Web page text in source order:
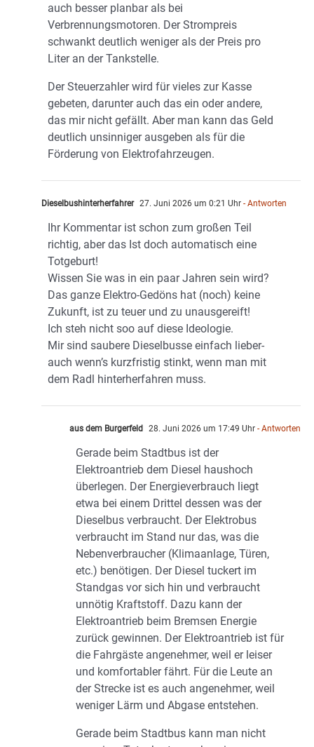
auch besser planbar als bei
Verbrennungsmotoren. Der Strompreis
schwankt deutlich weniger als der Preis pro
Liter an der Tankstelle.
Der Steuerzahler wird für vieles zur Kasse
gebeten, darunter auch das ein oder andere,
das mir nicht gefällt. Aber man kann das Geld
deutlich unsinniger ausgeben als für die
Förderung von Elektrofahrzeugen.
Dieselbushinterherfahrer 27. Juni 2026 um 0:21 Uhr - Antworten
Ihr Kommentar ist schon zum großen Teil
richtig, aber das Ist doch automatisch eine
Totgeburt!
Wissen Sie was in ein paar Jahren sein wird?
Das ganze Elektro-Gedöns hat (noch) keine
Zukunft, ist zu teuer und zu unausgereift!
Ich steh nicht soo auf diese Ideologie.
Mir sind saubere Dieselbusse einfach lieber-
auch wenn’s kurzfristig stinkt, wenn man mit
dem Radl hinterherfahren muss.
aus dem Burgerfeld 28. Juni 2026 um 17:49 Uhr - Antworten
Gerade beim Stadtbus ist der
Elektroantrieb dem Diesel haushoch
überlegen. Der Energieverbrauch liegt
etwa bei einem Drittel dessen was der
Dieselbus verbraucht. Der Elektrobus
verbraucht im Stand nur das, was die
Nebenverbraucher (Klimaanlage, Türen,
etc.) benötigen. Der Diesel tuckert im
Standgas vor sich hin und verbraucht
unnötig Kraftstoff. Dazu kann der
Elektroantrieb beim Bremsen Energie
zurück gewinnen. Der Elektroantrieb ist für
die Fahrgäste angenehmer, weil er leiser
und komfortabler fährt. Für die Leute an
der Strecke ist es auch angenehmer, weil
weniger Lärm und Abgase entstehen.
Gerade beim Stadtbus kann man nicht